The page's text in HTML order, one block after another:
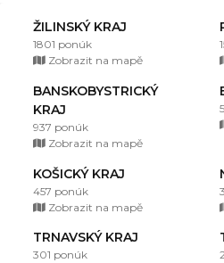
ŽILINSKÝ KRAJ
1801 ponúk
Zobrazit na mapě
BANSKOBYSTRICKÝ
KRAJ
937 ponúk
Zobrazit na mapě
KOŠICKÝ KRAJ
457 ponúk
Zobrazit na mapě
TRNAVSKÝ KRAJ
301 ponúk